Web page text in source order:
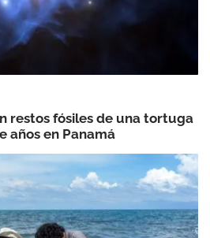
restos fósiles de una tortuga
años en Panamá